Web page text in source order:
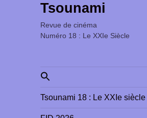
Tsounami
Revue de cinéma ‎ ‎ ‎ ‎ ‎ ‎ ‎ ‎ ‎ ‎ ‎ ‎ ‎ ‎ ‎ ‎ ‎ ‎ ‎ ‎ ‎ ‎ ‎ ‎ ‎ ‎
Numéro 18 : Le XXIe Siècle
Search
for:
Tsounami 18 : Le XXIe siècle